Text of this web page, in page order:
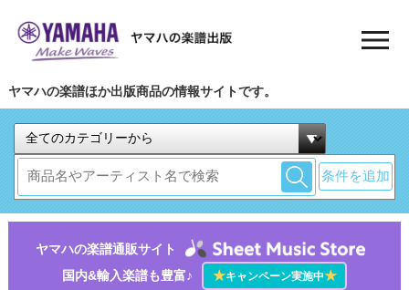
ヤマハの楽譜ほか出版商品の情報サイトです。
条件を追加
ヤマハの楽譜通販サイト
国内&輸入楽譜も豊富♪
★キャンペーン実施中★